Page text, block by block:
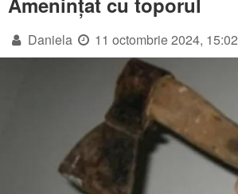
Daniela 11 octombrie 2024, 15:02